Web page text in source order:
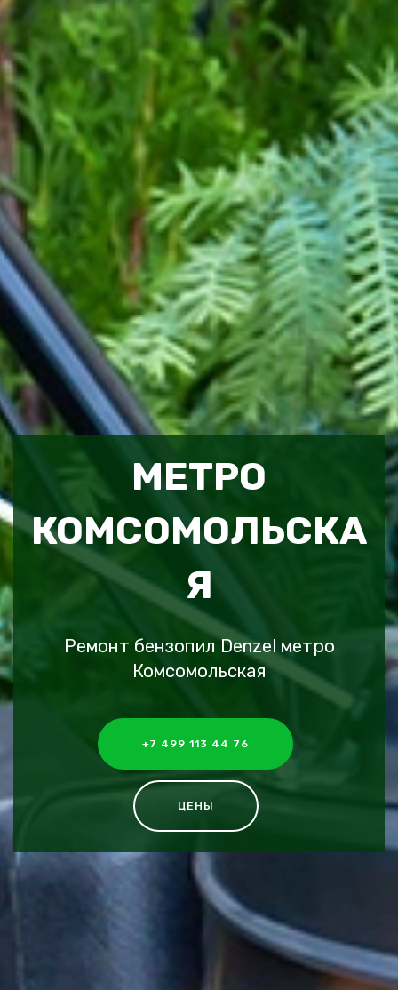
МЕТРО
КОМСОМОЛЬСКА
Я
Ремонт бензопил Denzel метро
Комсомольская
+7 499 113 44 76
ЦЕНЫ